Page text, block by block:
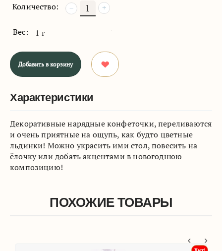
Количество:
+
−
Вес: 1 г
Добавить в корзину
Характеристики
Декоративные нарядные конфеточки, переливаются
и очень приятные на ощупь, как будто цветные
льдинки! Можно украсить ими стол, повесить на
ёлочку или добать акцентами в новогоднюю
композицию!
ПОХОЖИЕ ТОВАРЫ